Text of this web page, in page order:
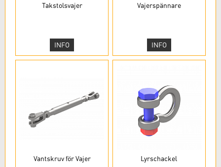
Takstolsvajer
INFO
Vajerspännare
INFO
Vantskruv för Vajer Lyrschackel